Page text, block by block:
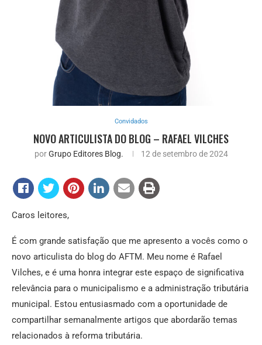
Convidados
NOVO ARTICULISTA DO BLOG – RAFAEL VILCHES
porGrupo Editores Blog. 12 de setembro de 2024
Caros leitores,
É com grande satisfação que me apresento a vocês como o
novo articulista do blog do AFTM. Meu nome é Rafael
Vilches, e é uma honra integrar este espaço de significativa
relevância para o municipalismo e a administração tributária
municipal. Estou entusiasmado com a oportunidade de
compartilhar semanalmente artigos que abordarão temas
relacionados à reforma tributária.